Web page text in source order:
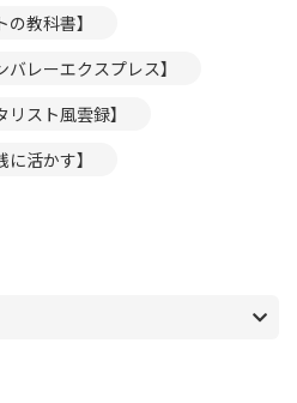
教科書】
レーエクスプレス】
スト風雲録】
活かす】